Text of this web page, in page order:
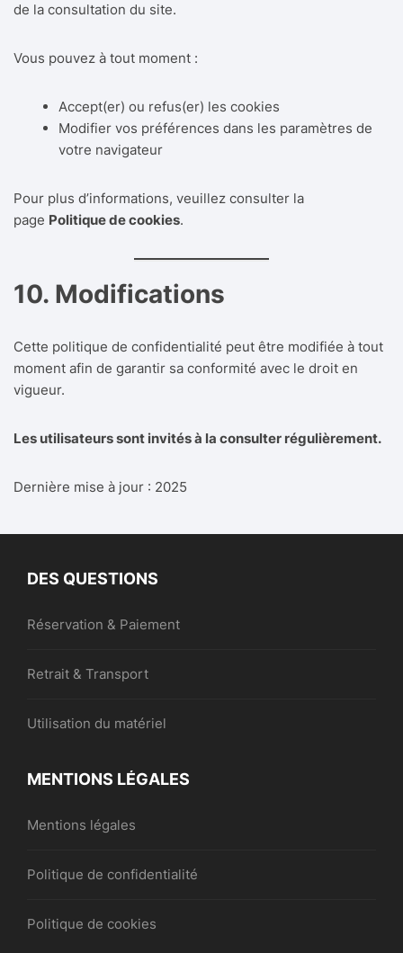
de la consultation du site.
Vous pouvez à tout moment :
Accept(er) ou refus(er) les cookies
Modifier vos préférences dans les paramètres de
votre navigateur
Pour plus d’informations, veuillez consulter la
page Politique de cookies.
10. Modifications
Cette politique de confidentialité peut être modifiée à tout
moment afin de garantir sa conformité avec le droit en
vigueur.
Les utilisateurs sont invités à la consulter régulièrement.
Dernière mise à jour : 2025
DES QUESTIONS
Réservation & Paiement
Retrait & Transport
Utilisation du matériel
MENTIONS LÉGALES
Mentions légales
Politique de confidentialité
Politique de cookies